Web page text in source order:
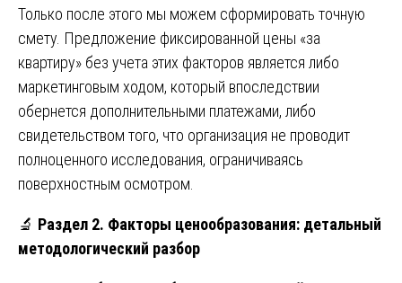
Только после этого мы можем сформировать точную
смету. Предложение фиксированной цены «за
квартиру» без учета этих факторов является либо
маркетинговым ходом, который впоследствии
обернется дополнительными платежами, либо
свидетельством того, что организация не проводит
полноценного исследования, ограничиваясь
поверхностным осмотром.
🔬 Раздел 2. Факторы ценообразования: детальный
методологический разбор